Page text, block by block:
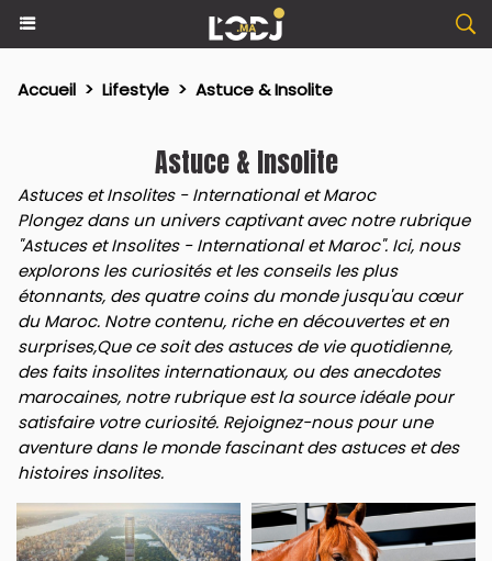
Accueil > Lifestyle > Astuce & Insolite
Astuce & Insolite
Astuces et Insolites - International et Maroc
Plongez dans un univers captivant avec notre rubrique
"Astuces et Insolites - International et Maroc". Ici, nous
explorons les curiosités et les conseils les plus
étonnants, des quatre coins du monde jusqu'au cœur
du Maroc. Notre contenu, riche en découvertes et en
surprises,Que ce soit des astuces de vie quotidienne,
des faits insolites internationaux, ou des anecdotes
marocaines, notre rubrique est la source idéale pour
satisfaire votre curiosité. Rejoignez-nous pour une
aventure dans le monde fascinant des astuces et des
histoires insolites.